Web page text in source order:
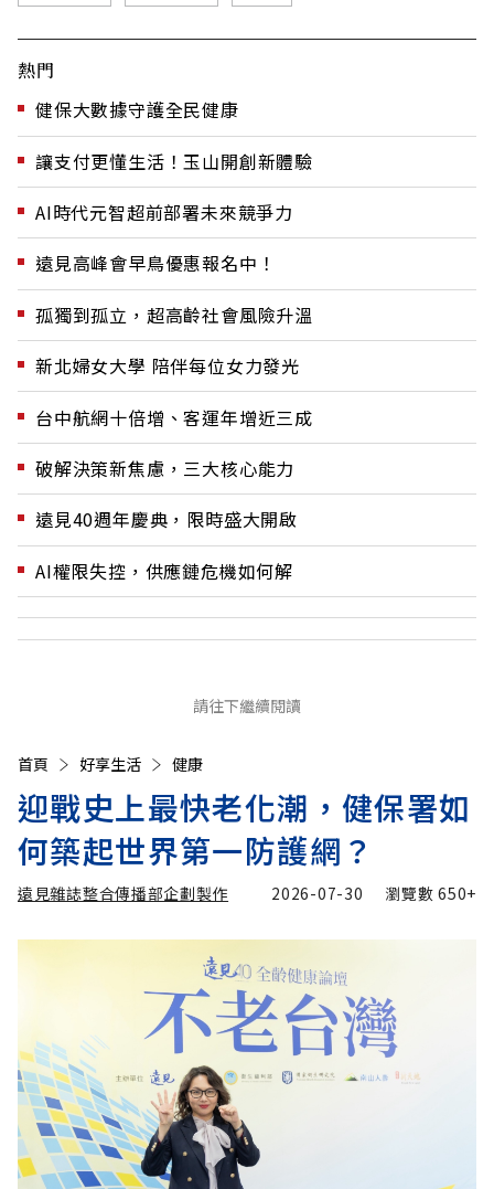
熱門
健保大數據守護全民健康
讓支付更懂生活！玉山開創新體驗
AI時代元智超前部署未來競爭力
遠見高峰會早鳥優惠報名中！
孤獨到孤立，超高齡社會風險升溫
新北婦女大學 陪伴每位女力發光
台中航網十倍增、客運年增近三成
破解決策新焦慮，三大核心能力
遠見40週年慶典，限時盛大開啟
AI權限失控，供應鏈危機如何解
請往下繼續閱讀
首頁 好享生活 健康
迎戰史上最快老化潮，健保署如
何築起世界第一防護網？
遠見雜誌整合傳播部企劃製作 2026-07-30 瀏覽數650+